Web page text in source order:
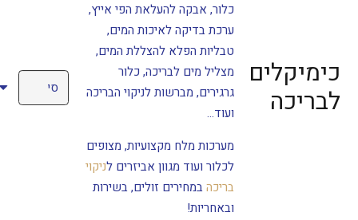
כימיקלים
לבריכה
כלור, אבקה להעלאת הפי אייץ,
ערכת בדיקה לאיכות המים,
טבליות הפלא להצללת המים,
מצליל מים לבריכה, כלור
גרגירים, מברשות לניקוי הבריכה
ועוד…
מערכות מלח מקצועיות, מצופים
לכלור ועוד מגוון אביזרים לניקוי
בריכהבמחירים זולים, בשירות
ובאחריות!